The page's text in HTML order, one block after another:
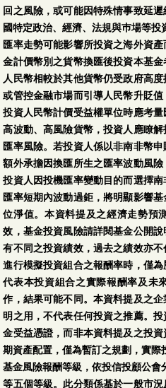
回之風險，或可能因特殊情事致延
國特定政治、經濟、法規與巿場等投
匯率走勢可能影響所投資之海外資
金計價幣別之貨幣換匯後投資本基
人民幣相較於其他貨幣仍受政府高
或管控金融市場而引導人民幣升貶
投資人民幣計價受益權單位時應考
高波動、高風險貨幣，投資人應瞭
匯率風險。若投資人係以非南非幣
額外承擔因換匯所生之匯率波動風
投資人因投機匯率變動目的而選擇
匯率短期內波動過鉅，將明顯影響
位淨值。本資料提及之經濟走勢預
效，基金投資風險請詳閱基金公開
有不同之投資績效，過去之績效亦
進行模擬投資組合之報酬率時，僅
代表本投資組合之實際報酬率及未
作，結果可能不同。本資料提及之
明之用，不代表任何投資之推薦。
金受益憑證，而非本資料提及之投
期資產配置，僅為暫訂之規劃，實際
基金風險報酬等級，依投信投顧公會
等五個等級。此分類係基於一般市